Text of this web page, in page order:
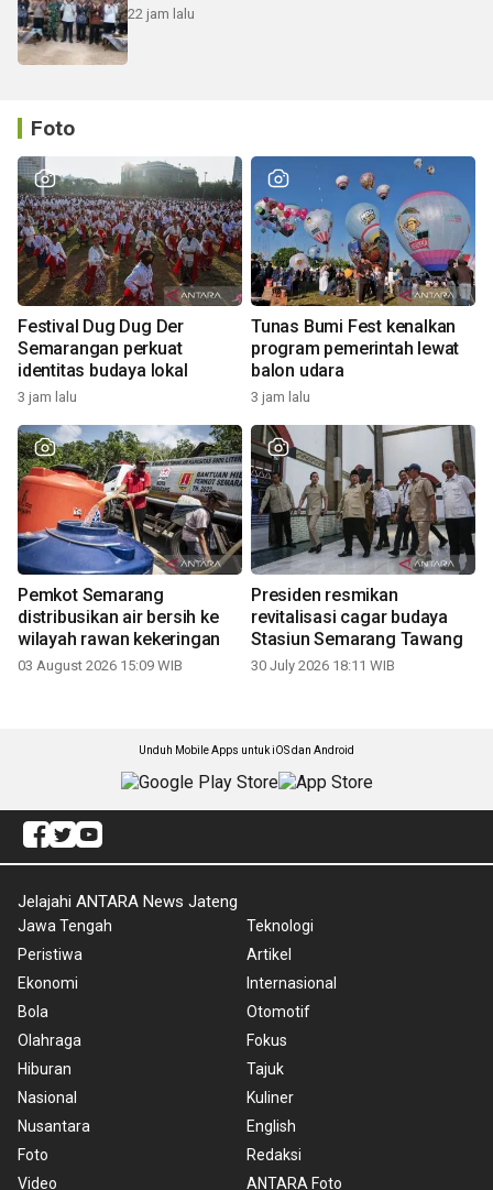
22 jam lalu
Foto
Festival Dug Dug Der
Semarangan perkuat
identitas budaya lokal
3 jam lalu
Tunas Bumi Fest kenalkan
program pemerintah lewat
balon udara
3 jam lalu
Pemkot Semarang
distribusikan air bersih ke
wilayah rawan kekeringan
03 August 2026 15:09 WIB
Presiden resmikan
revitalisasi cagar budaya
Stasiun Semarang Tawang
30 July 2026 18:11 WIB
Unduh Mobile Apps untuk iOS dan Android
Jelajahi ANTARA News Jateng
Jawa Tengah
Peristiwa
Ekonomi
Bola
Olahraga
Hiburan
Nasional
Nusantara
Foto
Video
Teknologi
Artikel
Internasional
Otomotif
Fokus
Tajuk
Kuliner
English
Redaksi
ANTARA Foto